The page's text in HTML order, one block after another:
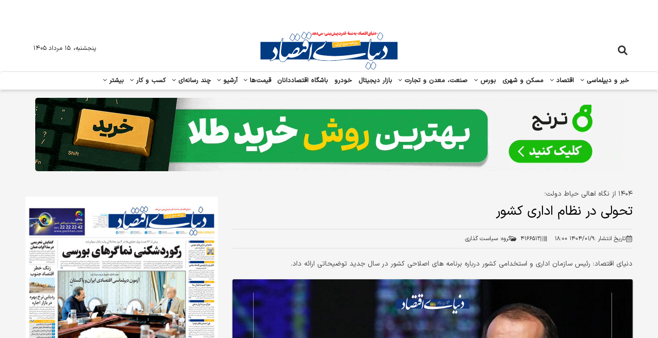
خبر و دیپلماسی اقتصاد مسکن و شهری بورس صنعت، معدن و تجارت بازار دیجیتال خودرو باشگاه اقتصاددانان قیمت‌ها آرشیو چند رسانه‌ای کسب و کار بیشتر
پنجشنبه، ۱۵ مرداد ۱۴۰۵
۱۴۰۴ از نگاه اهالی حیاط دولت؛
تحولی در نظام اداری کشور
تاریخ انتشار :۱۴۰۴/۰۱/۹ ۱۸:۰۰ ۴۱۶۶۵۱۲ گروه: سیاست گذاری
دنیای اقتصاد: رئیس سازمان اداری و استخدامی کشور درباره برنامه های اصلاحی کشور در سال جدید توضیحاتی ارائه داد.